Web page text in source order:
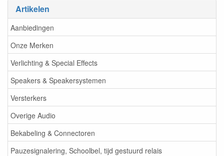
Artikelen
Aanbiedingen
Onze Merken
Verlichting & Special Effects
Speakers & Speakersystemen
Versterkers
Overige Audio
Bekabeling & Connectoren
Pauzesignalering, Schoolbel, tijd gestuurd relais